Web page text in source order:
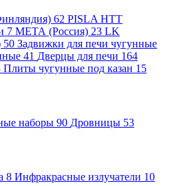
62 PISLA HTT
7 МЕТА (Россия) 23 LK
50 Задвижки для печи чугунные
41 Дверцы для печи 164
Плиты чугунные под казан 15
наборы 90 Дровницы 53
8 Инфракрасные излучатели 10